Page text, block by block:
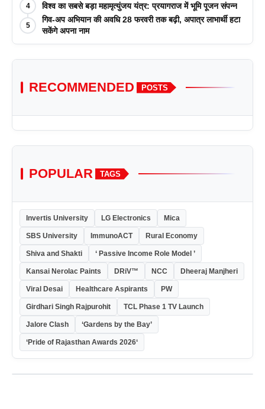
4 विश्व का सबसे बड़ा महामृत्युंजय यंत्र: प्रयागराज में भूमि पूजन संपन्न
5
गिव-अप अभियान की अवधि 28 फरवरी तक बढ़ी, अपात्र लाभार्थी हटा
सकेंगे अपना नाम
RECOMMENDED POSTS
POPULAR TAGS
Invertis University LG Electronics Mica
SBS University ImmunoACT Rural Economy
Shiva and Shakti ‘ Passive Income Role Model ’
Kansai Nerolac Paints DRiV™ NCC Dheeraj Manjheri
Viral Desai Healthcare Aspirants PW
Girdhari Singh Rajpurohit TCL Phase 1 TV Launch
Jalore Clash ‘Gardens by the Bay’
‘Pride of Rajasthan Awards 2026‘